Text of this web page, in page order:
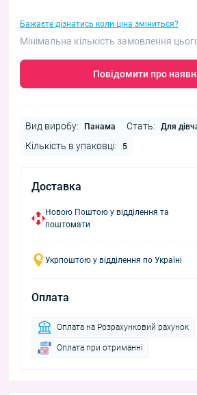
Бажаєте дізнатись коли ціна зміниться?
Мінімальна кількість замовлення
Повідомити про
Вид виробу: Панама Стать: Для
Кількість в упаковці: 5
Доставка
Новою Поштою у відділення та
поштомати
Укрпоштою у відділення по Україні
Оплата
Оплата на Розрахунковий рахунок
Оплата при отриманні